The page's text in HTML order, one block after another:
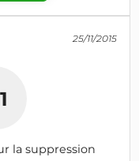
25/11/2015
la suppression